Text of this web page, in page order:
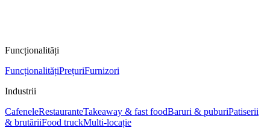
Funcționalități
FuncționalitățiPrețuriFurnizori
Industrii
CafeneleRestauranteTakeaway & fast foodBaruri & puburiPatiserii
& brutăriiFood truckMulti-locație